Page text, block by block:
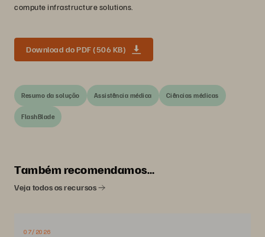
compute infrastructure solutions.
Download do PDF (506 KB)
Resumo da solução Assistência médica Ciências médicas
FlashBlade
Também recomendamos…
Veja todos os recursos
07/2026